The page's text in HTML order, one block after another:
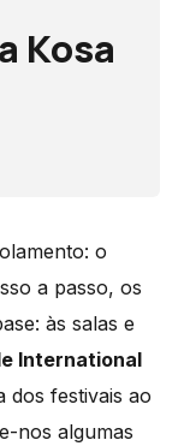
Kosa
o
a passo, os
às salas e
International
dos festivais ao
nos algumas